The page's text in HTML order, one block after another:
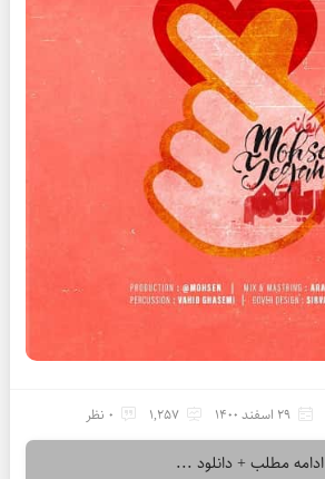
29 اسفند 1400 1,257 0 نظر
ادامه مطلب + دانلود ...